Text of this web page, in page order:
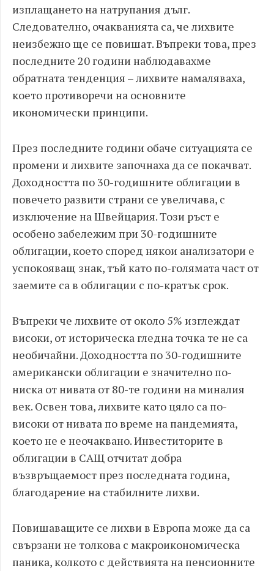
изплащането на натрупания дълг.
Следователно, очакванията са, че лихвите
неизбежно ще се повишат. Въпреки това, през
последните 20 години наблюдавахме
обратната тенденция – лихвите намаляваха,
което противоречи на основните
икономически принципи.
През последните години обаче ситуацията се
промени и лихвите започнаха да се покачват.
Доходността по 30-годишните облигации в
повечето развити страни се увеличава, с
изключение на Швейцария. Този ръст е
особено забележим при 30-годишните
облигации, което според някои анализатори е
успокояващ знак, тъй като по-голямата част от
заемите са в облигации с по-кратък срок.
Въпреки че лихвите от около 5% изглеждат
високи, от историческа гледна точка те не са
необичайни. Доходността по 30-годишните
американски облигации е значително по-
ниска от нивата от 80-те години на миналия
век. Освен това, лихвите като цяло са по-
високи от нивата по време на пандемията,
което не е неочаквано. Инвеститорите в
облигации в САЩ отчитат добра
възвръщаемост през последната година,
благодарение на стабилните лихви.
Повишаващите се лихви в Европа може да са
свързани не толкова с макроикономическа
паника, колкото с действията на пенсионните